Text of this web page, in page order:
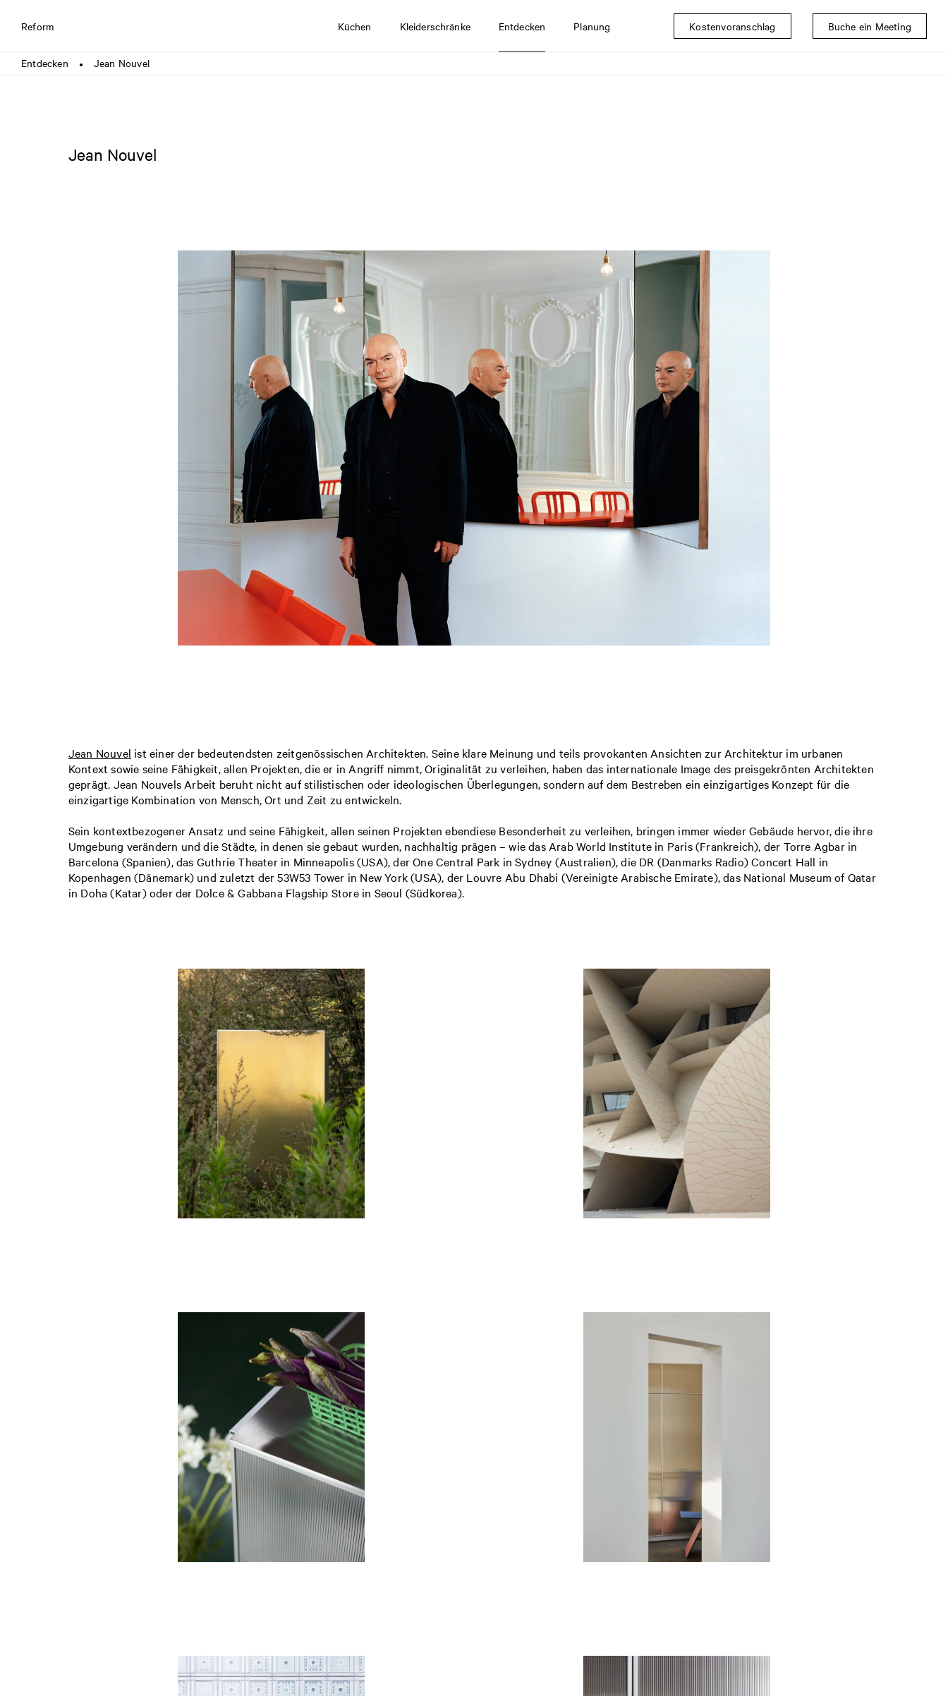
Reform Küchen Kleiderschränke Entdecken Planung Kostenvoranschlag Buche ein Meeting
Entdecken ● Jean Nouvel
Jean Nouvel
Jean Nouvel ist einer der bedeutendsten zeitgenössischen Architekten. Seine klare Meinung und teils provokanten Ansichten zur Architektur im urbanen
Kontext sowie seine Fähigkeit, allen Projekten, die er in Angriff nimmt, Originalität zu verleihen, haben das internationale Image des preisgekrönten Architekten
geprägt. Jean Nouvels Arbeit beruht nicht auf stilistischen oder ideologischen Überlegungen, sondern auf dem Bestreben ein einzigartiges Konzept für die
einzigartige Kombination von Mensch, Ort und Zeit zu entwickeln.
Sein kontextbezogener Ansatz und seine Fähigkeit, allen seinen Projekten ebendiese Besonderheit zu verleihen, bringen immer wieder Gebäude hervor, die ihre
Umgebung verändern und die Städte, in denen sie gebaut wurden, nachhaltig prägen – wie das Arab World Institute in Paris (Frankreich), der Torre Agbar in
Barcelona (Spanien), das Guthrie Theater in Minneapolis (USA), der One Central Park in Sydney (Australien), die DR (Danmarks Radio) Concert Hall in
Kopenhagen (Dänemark) und zuletzt der 53W53 Tower in New York (USA), der Louvre Abu Dhabi (Vereinigte Arabische Emirate), das National Museum of Qatar
in Doha (Katar) oder der Dolce & Gabbana Flagship Store in Seoul (Südkorea).